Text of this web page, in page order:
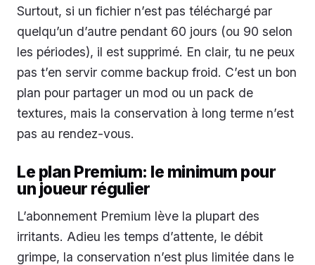
Surtout, si un fichier n’est pas téléchargé par
quelqu’un d’autre pendant 60 jours (ou 90 selon
les périodes), il est supprimé. En clair, tu ne peux
pas t’en servir comme backup froid. C’est un bon
plan pour partager un mod ou un pack de
textures, mais la conservation à long terme n’est
pas au rendez-vous.
Le plan Premium: le minimum pour
un joueur régulier
L’abonnement Premium lève la plupart des
irritants. Adieu les temps d’attente, le débit
grimpe, la conservation n’est plus limitée dans le